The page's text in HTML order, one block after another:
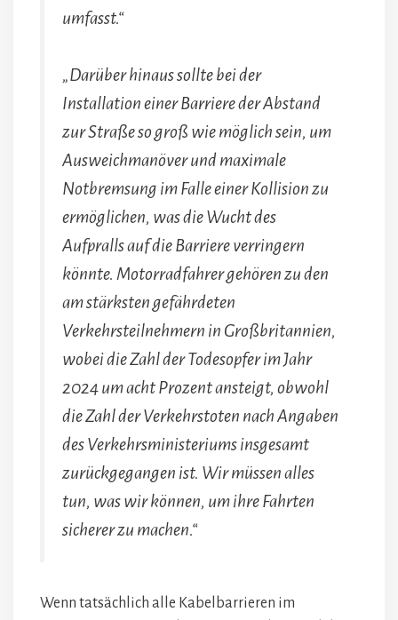
umfasst.“
„Darüber hinaus sollte bei der
Installation einer Barriere der Abstand
zur Straße so groß wie möglich sein, um
Ausweichmanöver und maximale
Notbremsung im Falle einer Kollision zu
ermöglichen, was die Wucht des
Aufpralls auf die Barriere verringern
könnte. Motorradfahrer gehören zu den
am stärksten gefährdeten
Verkehrsteilnehmern in Großbritannien,
wobei die Zahl der Todesopfer im Jahr
2024 um acht Prozent ansteigt, obwohl
die Zahl der Verkehrstoten nach Angaben
des Verkehrsministeriums insgesamt
zurückgegangen ist. Wir müssen alles
tun, was wir können, um ihre Fahrten
sicherer zu machen.“
Wenn tatsächlich alle Kabelbarrieren im